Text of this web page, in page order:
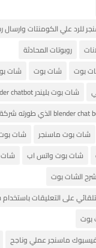
للرد علي الكومنتات وارسال
روبوتات المحادثة
بوت
شات بوت
شات
شات بوت بليندر blender chatbot
شات بوت ماسنجر
شات
شات بوت واتس اب
شات
شرح الشات بوت
على التعليقات
بوت
ماسنجر عملي وناجح